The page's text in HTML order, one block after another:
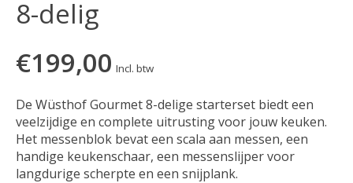
8-delig
€199,00 Incl. btw
De Wüsthof Gourmet 8-delige starterset biedt een
veelzijdige en complete uitrusting voor jouw keuken.
Het messenblok bevat een scala aan messen, een
handige keukenschaar, een messenslijper voor
langdurige scherpte en een snijplank.